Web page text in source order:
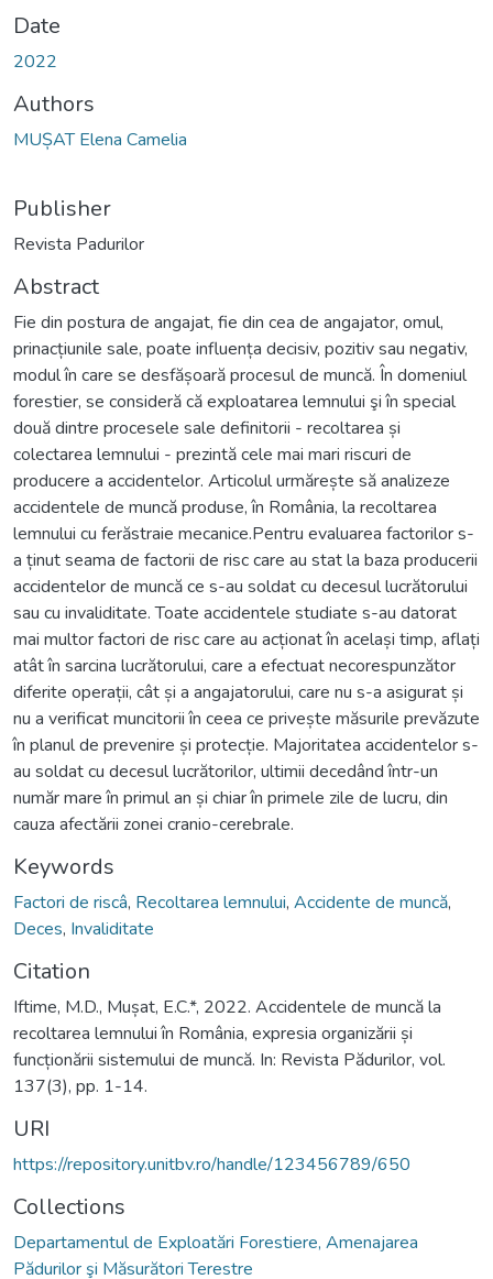
Date
2022
Authors
MUȘAT Elena Camelia
Publisher
Revista Padurilor
Abstract
Fie din postura de angajat, fie din cea de angajator, omul,
prinacțiunile sale, poate influența decisiv, pozitiv sau negativ,
modul în care se desfășoară procesul de muncă. În domeniul
forestier, se consideră că exploatarea lemnului şi în special
două dintre procesele sale definitorii - recoltarea și
colectarea lemnului - prezintă cele mai mari riscuri de
producere a accidentelor. Articolul urmărește să analizeze
accidentele de muncă produse, în România, la recoltarea
lemnului cu ferăstraie mecanice.Pentru evaluarea factorilor s-
a ținut seama de factorii de risc care au stat la baza producerii
accidentelor de muncă ce s-au soldat cu decesul lucrătorului
sau cu invaliditate. Toate accidentele studiate s-au datorat
mai multor factori de risc care au acționat în același timp, aflați
atât în sarcina lucrătorului, care a efectuat necorespunzător
diferite operații, cât și a angajatorului, care nu s-a asigurat și
nu a verificat muncitorii în ceea ce privește măsurile prevăzute
în planul de prevenire și protecție. Majoritatea accidentelor s-
au soldat cu decesul lucrătorilor, ultimii decedând într-un
număr mare în primul an și chiar în primele zile de lucru, din
cauza afectării zonei cranio-cerebrale.
Keywords
Factori de riscâ, Recoltarea lemnului, Accidente de muncă,
Deces, Invaliditate
Citation
Iftime, M.D., Mușat, E.C.*, 2022. Accidentele de muncă la
recoltarea lemnului în România, expresia organizării și
funcționării sistemului de muncă. In: Revista Pădurilor, vol.
137(3), pp. 1-14.
URI
https://repository.unitbv.ro/handle/123456789/650
Collections
Departamentul de Exploatări Forestiere, Amenajarea
Pădurilor şi Măsurători Terestre